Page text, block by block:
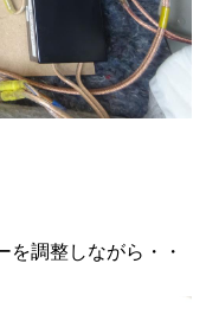
を調整しながら・・